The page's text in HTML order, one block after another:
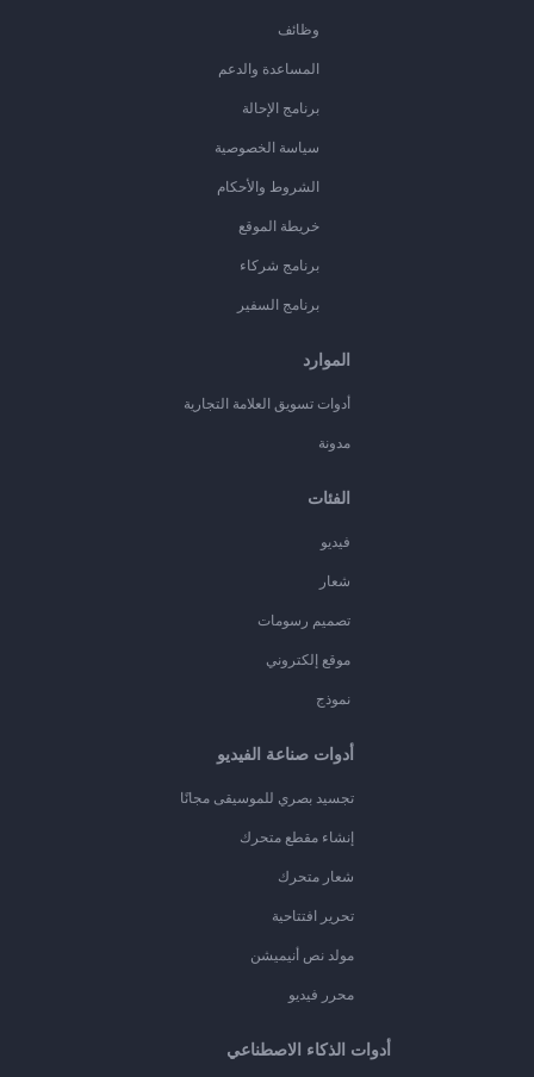
وظائف
المساعدة والدعم
برنامج الإحالة
سياسة الخصوصية
الشروط والأحكام
خريطة الموقع
برنامج شركاء
برنامج السفير
الموارد
أدوات تسويق العلامة التجارية
مدونة
الفئات
فيديو
شعار
تصميم رسومات
موقع إلكتروني
نموذج
أدوات صناعة الفيديو
تجسيد بصري للموسيقى مجانًا
إنشاء مقطع متحرك
شعار متحرك
تحرير افتتاحية
مولد نص أنيميشن
محرر فيديو
أدوات الذكاء الاصطناعي